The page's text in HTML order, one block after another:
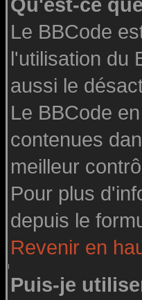
Qu'est-ce
Le BBCode
l'utilisation du
aussi le
Le BBCode
contenues
meilleur
Pour plus
depuis le
Revenir en
Puis-je